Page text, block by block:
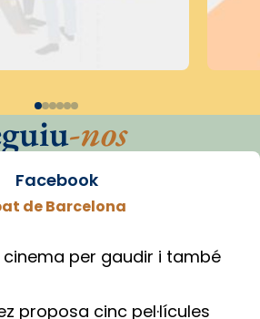
-nos
Facebook
de Barcelona
cinema per gaudir i també
proposa cinc pel·lícules